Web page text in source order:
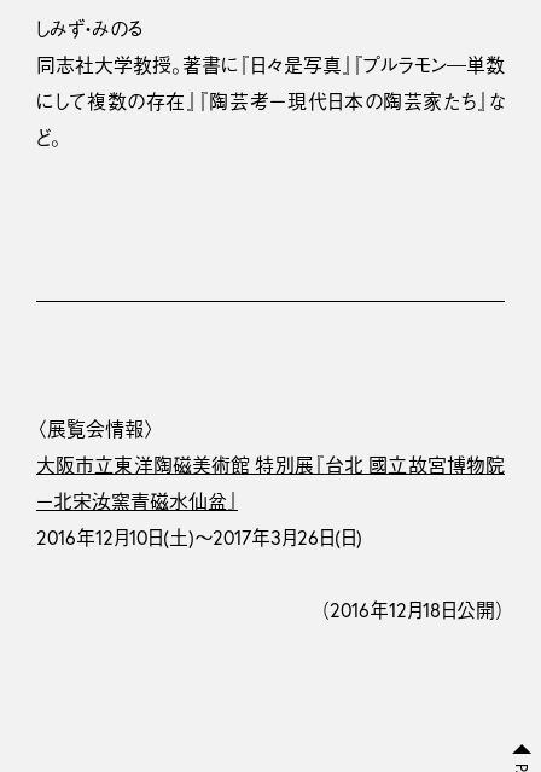
しみず・みのる
同志社大学教授。著書に『日々是写真』『プルラモン―単数
にして複数の存在』『陶芸考ー現代日本の陶芸家たち』な
ど。
〈展覧会情報〉
大阪市立東洋陶磁美術館 特別展『台北 國立故宮博物院
−北宋汝窯青磁水仙盆』
2016年12月10日(土)～2017年3月26日(日)
（2016年12月18日公開）